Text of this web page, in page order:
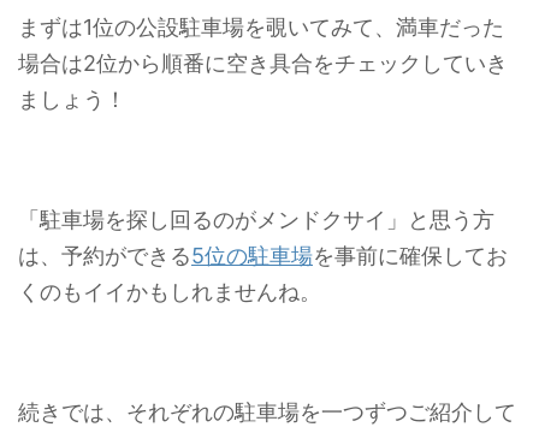
まずは1位の公設駐車場を覗いてみて、満車だった
場合は2位から順番に空き具合をチェックしていき
ましょう！
「駐車場を探し回るのがメンドクサイ」と思う方
は、予約ができる5位の駐車場を事前に確保してお
くのもイイかもしれませんね。
続きでは、それぞれの駐車場を一つずつご紹介して